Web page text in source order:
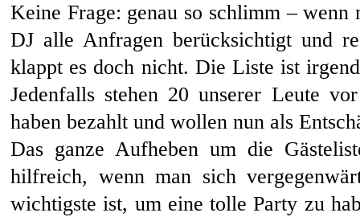
Keine Frage: genau so schlimm –
DJ alle Anfragen berücksichtigt und
klappt es doch nicht. Die Liste ist
Jedenfalls stehen 20 unserer Leute
haben bezahlt und wollen nun als
Das ganze Aufheben um die
hilfreich, wenn man sich
wichtigste ist, um eine tolle Party zu